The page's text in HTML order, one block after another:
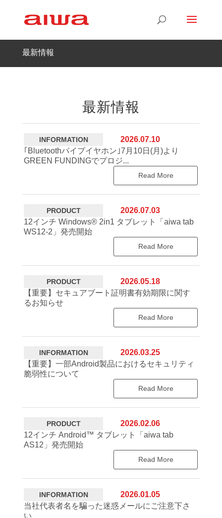
最新情報
最新情報
INFORMATION
2026.07.10
｢Bluetoothパイプイヤホン｣7月10日(月)より
GREEN FUNDINGでプロジ...
Read More
PRODUCT
2026.07.03
12インチ Windows® 2in1 タブレット「aiwa tab
WS12-2」発売開始
Read More
PRODUCT
2026.05.18
【重要】セキュアブート証明書有効期限に関す
るお知らせ
Read More
INFORMATION
2026.03.25
【重要】一部Android製品におけるセキュリティ
脆弱性について
Read More
PRODUCT
2026.02.06
12インチ Android™ タブレット「aiwa tab
AS12」発売開始
Read More
INFORMATION
2026.01.05
当社代表者名を騙った迷惑メールにご注意下さ
い